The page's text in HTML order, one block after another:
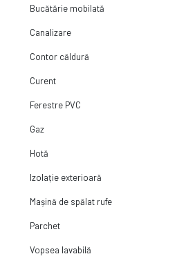
Bucătărie mobilată
Canalizare
Contor căldură
Curent
Ferestre PVC
Gaz
Hotă
Izolație exterioară
Mașină de spălat rufe
Parchet
Vopsea lavabilă